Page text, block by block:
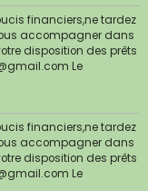
financiers,ne tardez
accompagner dans
disposition des prêts
Le
financiers,ne tardez
accompagner dans
disposition des prêts
Le